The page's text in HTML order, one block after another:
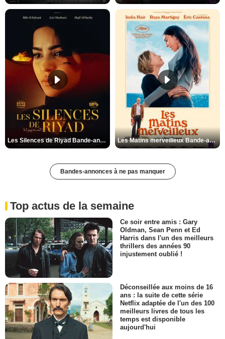
Les Silences de Riyad Bande-annonce VO STFR Les Matins merveilleux Bande-annonce VF
Bandes-annonces à ne pas manquer
Top actus de la semaine
Ce soir entre amis : Gary
Oldman, Sean Penn et Ed
Harris dans l'un des meilleurs
thrillers des années 90
injustement oublié !
Déconseillée aux moins de 16
ans : la suite de cette série
Netflix adaptée de l'un des 100
meilleurs livres de tous les
temps est disponible
aujourd'hui